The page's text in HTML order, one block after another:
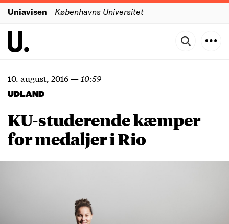
Uniavisen Københavns Universitet
10. august, 2016— 10:59
UDLAND
KU-studerende kæmper
for medaljer i Rio